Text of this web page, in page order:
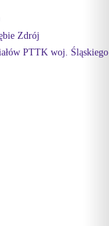
Zdrój
PTTK woj. Śląskiego